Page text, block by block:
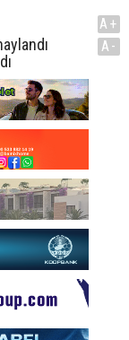
A+
A-